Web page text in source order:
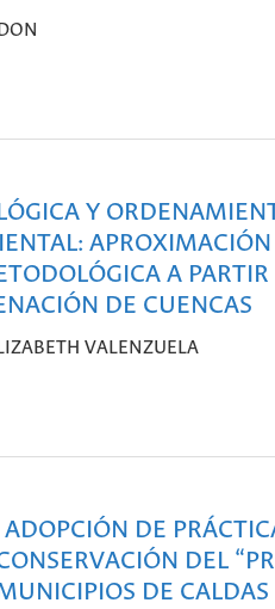
Y
APROXIMACIÓN
A PARTIR
DE CUENCAS
VALENZUELA
DE
DEL
DE